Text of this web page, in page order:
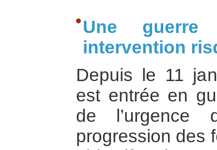
Une
intervention
Depuis le 11
est entrée en
de l’urgence
progression des